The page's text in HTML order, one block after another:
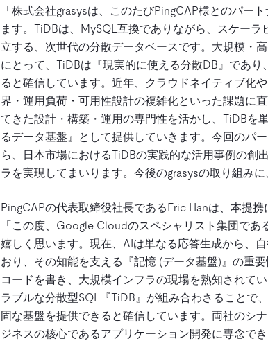
「株式会社grasysは、このたびPingCAP様とのパー
ます。TiDBは、MySQL互換でありながら、スケー
立する、次世代の分散データベースです。大規模・
にとって、TiDBは『現実的に使える分散DB』であ
ると確信しています。近年、クラウドネイティブ化
界・運用負荷・可用性設計の複雑化といった課題に
てきた設計・構築・運用の専門性を活かし、TiDBを
るデータ基盤』として提供していきます。今回のパ
ら、日本市場におけるTiDBの実践的な活用事例の創
ラを実現してまいります。今後のgrasysの取り組みに
PingCAPの代表取締役社長であるEric Hanは、本提
「この度、Google Cloudのスペシャリスト集団で
嬉しく思います。現在、AIは単なる応答生成から、
おり、その知能を支える『記憶 (データ基盤)』の重
コードを書き、大規模インフラの現場を熟知されて
ラブルな分散型SQL『TiDB』が組み合わさることで
固な基盤を提供できると確信しています。両社のシ
ジネスの核心であるアプリケーション開発に専念で